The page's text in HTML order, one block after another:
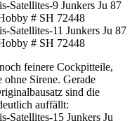
feinere Cockpitteile,
Sirene. Gerade
sind die
auffällt: